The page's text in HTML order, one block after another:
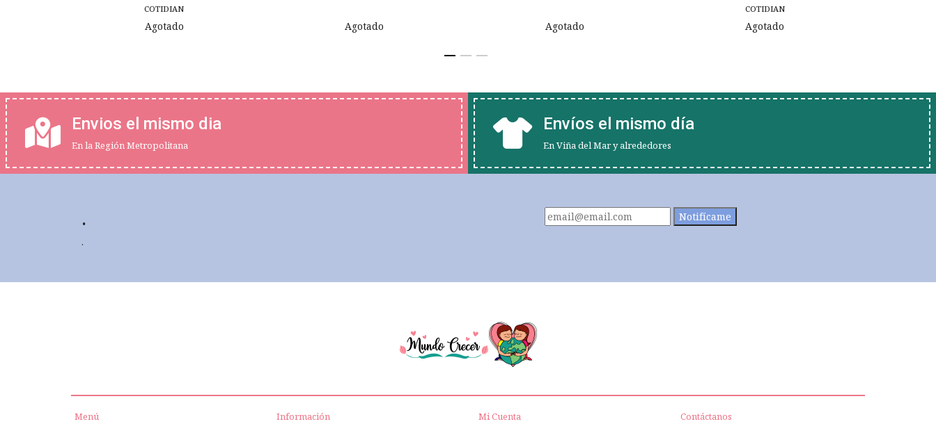
COTIDIAN
Agotado Agotado Agotado
COTIDIAN
Agotado
Envios el mismo dia
En la Región Metropolitana
Envíos el mismo día
En Viña del Mar y alrededores
.
.
Notifícame
Menú Información Mi Cuenta Contáctanos